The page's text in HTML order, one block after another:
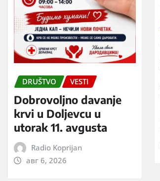
DRUŠTVO VESTI
Dobrovoljno davanje
krvi u Doljevcu u
utorak 11. avgusta
Radio Koprijan
авг 6, 2026